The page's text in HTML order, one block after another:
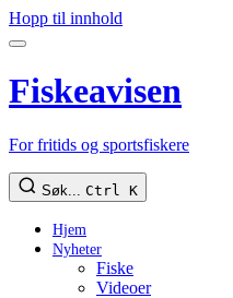
Hopp til innhold
Fiskeavisen
For fritids og sportsfiskere
Søk... Ctrl K
Hjem
Nyheter
Fiske
Videoer